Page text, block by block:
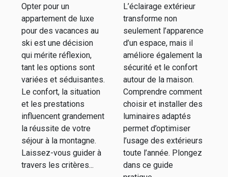
des vacances
au ski
Opter pour un
appartement de luxe
pour des vacances au
ski est une décision
qui mérite réflexion,
tant les options sont
variées et séduisantes.
Le confort, la situation
et les prestations
influencent grandement
la réussite de votre
séjour à la montagne.
Laissez-vous guider à
travers les critères...
extérieur
efficace
L’éclairage extérieur
transforme non
seulement l’apparence
d’un espace, mais il
améliore également la
sécurité et le confort
autour de la maison.
Comprendre comment
choisir et installer des
luminaires adaptés
permet d’optimiser
l’usage des extérieurs
toute l’année. Plongez
dans ce guide